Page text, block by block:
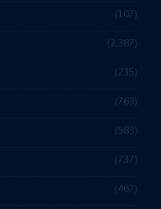
107
2,387
235
763
583
737
467